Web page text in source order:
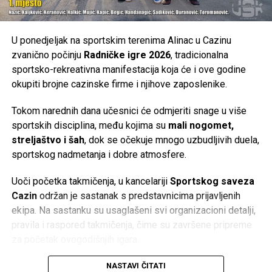
U ponedjeljak na sportskim terenima Alinac u Cazinu
zvanično počinju Radničke igre 2026, tradicionalna
sportsko-rekreativna manifestacija koja će i ove godine
okupiti brojne cazinske firme i njihove zaposlenike.
Tokom narednih dana učesnici će odmjeriti snage u više
sportskih disciplina, među kojima su mali nogomet,
streljaštvo i šah, dok se očekuje mnogo uzbudljivih duela,
sportskog nadmetanja i dobre atmosfere.
Uoči početka takmičenja, u kancelariji Sportskog saveza
Cazinodržan je sastanak s predstavnicima prijavljenih
ekipa. Na sastanku su usaglašeni svi organizacioni detalji,
pravila i raspored takmičenja, čime su završene pripreme
Radničke igre već godinama predstavljaju jednu od
NASTAVI ČITATI